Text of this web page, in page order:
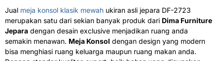
Jual meja konsol klasik mewah ukiran asli jepara DF-2723
merupakan satu dari sekian banyak produk dari Dima Furniture
Jepara dengan desain exclusive menjadikan ruang anda
semakin menawan. Meja Konsol dengan design yang modern
bisa menghiasi ruang keluarga maupun ruang makan anda.